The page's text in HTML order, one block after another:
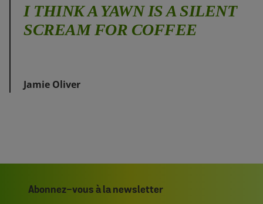
I THINK A YAWN IS A SILENT
SCREAM FOR COFFEE
Jamie Oliver
Abonnez-vous à la newsletter